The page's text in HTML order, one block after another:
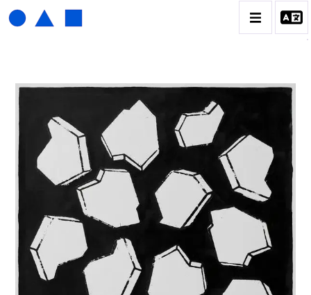
HENRI FOUCAULT
BIOGRAPHIE
CATALOGUE DES OEUVRES
01_SCULPTURE
02_PHOTOGRAPHIQUE
03_COLLAGES
04_DESSINS
05_MONOTYPE